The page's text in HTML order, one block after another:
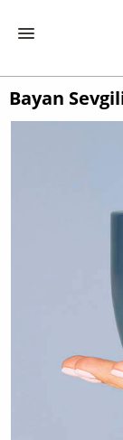
Bayan